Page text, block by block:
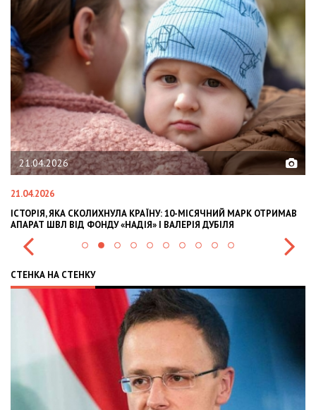
21.04.2026
21.04.2026
ІСТОРІЯ, ЯКА СКОЛИХНУЛА КРАЇНУ: 10-МІСЯЧНИЙ МАРК ОТРИМАВ
АПАРАТ ШВЛ ВІД ФОНДУ «НАДІЯ» І ВАЛЕРІЯ ДУБІЛЯ
СТЕНКА НА СТЕНКУ